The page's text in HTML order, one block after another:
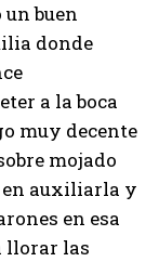
buen
donde
a la boca
muy decente
mojado
en auxiliarla y
en esa
llorar las